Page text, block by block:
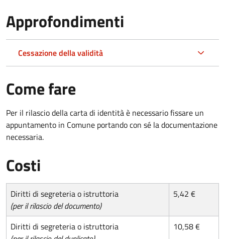
Approfondimenti
Cessazione della validità
Come fare
Per il rilascio della carta di identità è necessario fissare un
appuntamento in Comune portando con sé la documentazione
necessaria.
Costi
Diritti di segreteria o istruttoria
(per il rilascio del documento)
5,42 €
Diritti di segreteria o istruttoria
10,58 €